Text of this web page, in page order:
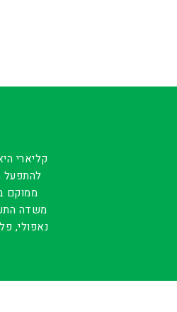
קליארי
להתפעל
נאפולי,